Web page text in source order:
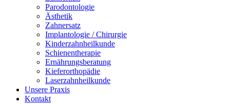
Parodontologie
Ästhetik
Zahnersatz
Implantologie / Chirurgie
Kinderzahnheilkunde
Schienentherapie
Ernährungsberatung
Kieferorthopädie
Laserzahnheilkunde
Unsere Praxis
Kontakt